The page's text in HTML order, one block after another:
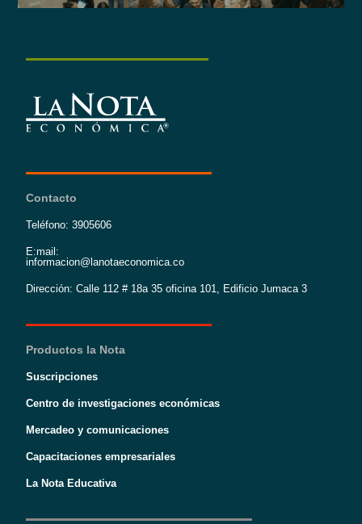
Contacto
Teléfono: 3905606
E:mail:
informacion@lanotaeconomica.co
Dirección: Calle 112 # 18a 35 oficina 101, Edificio Jumaca 3
Productos la Nota
Suscripciones
Centro de investigaciones económicas
Mercadeo y comunicaciones
Capacitaciones empresariales
La Nota Educativa